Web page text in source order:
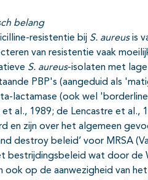
belang
resistentie bij S. aureusis
van resistentie vaak
S. aureus-isolaten met
PBP's (aangeduid als
lactamase (ook wel
et al., 1989; de Lencastre et
en zijn over het algemeen
destroy beleid’ voor MRSA
bestrijdingsbeleid wat door
ook op de aanwezigheid van